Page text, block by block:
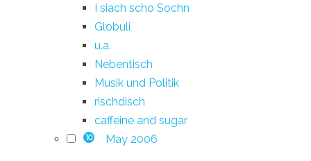
I siach scho Sochn
Globuli
u.a.
Nebentisch
Musik und Politik
rischdisch
caffeine and sugar
10 May 2006